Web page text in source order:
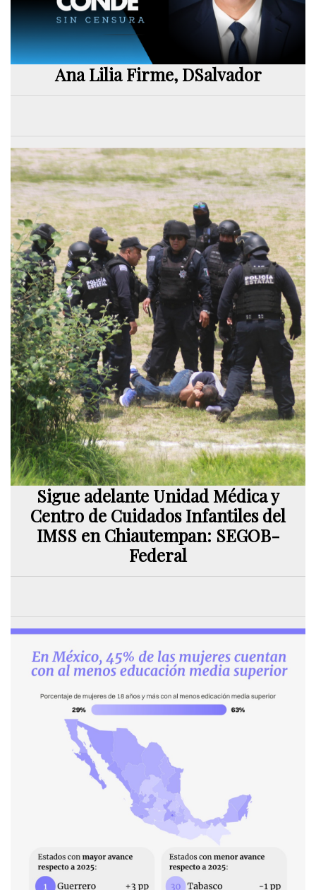
Ana Lilia Firme, DSalvador
Sigue adelante Unidad Médica y
Centro de Cuidados Infantiles del
IMSS en Chiautempan: SEGOB-
Federal